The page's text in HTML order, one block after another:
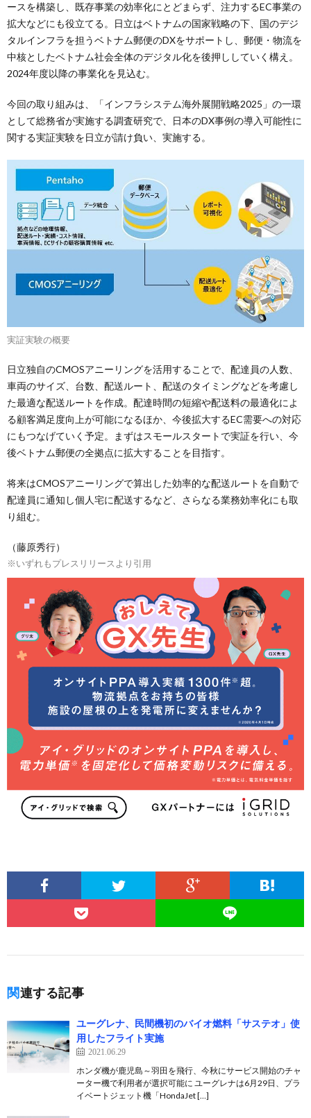
ースを構築し、既存事業の効率化にとどまらず、注力するEC事業の
拡大などにも役立てる。日立はベトナムの国家戦略の下、国のデジ
タルインフラを担うベトナム郵便のDXをサポートし、郵便・物流を
中核としたベトナム社会全体のデジタル化を後押ししていく構え。
2024年度以降の事業化を見込む。
今回の取り組みは、「インフラシステム海外展開戦略2025」の一環
として総務省が実施する調査研究で、日本のDX事例の導入可能性に
関する実証実験を日立が請け負い、実施する。
実証実験の概要
日立独自のCMOSアニーリングを活用することで、配達員の人数、
車両のサイズ、台数、配送ルート、配送のタイミングなどを考慮し
た最適な配送ルートを作成。配達時間の短縮や配送料の最適化によ
る顧客満足度向上が可能になるほか、今後拡大するEC需要への対応
にもつなげていく予定。まずはスモールスタートで実証を行い、今
後ベトナム郵便の全拠点に拡大することを目指す。
将来はCMOSアニーリングで算出した効率的な配送ルートを自動で
配達員に通知し個人宅に配送するなど、さらなる業務効率化にも取
り組む。
（藤原秀行）
※いずれもプレスリリースより引用
関連する記事
ユーグレナ、民間機初のバイオ燃料「サステオ」使
用したフライト実施
2021.06.29
ホンダ機が鹿児島～羽田を飛行、今秋にサービス開始のチャ
ーター機で利用者が選択可能に ユーグレナは6月29日、プラ
イベートジェット機「HondaJet […]